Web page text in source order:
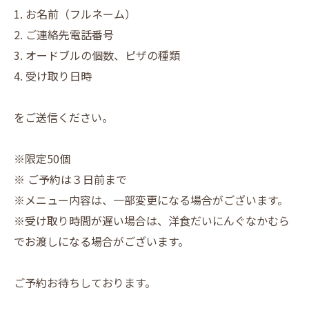
1. お名前（フルネーム）
2. ご連絡先電話番号
3. オードブルの個数、ピザの種類
4. 受け取り日時
をご送信ください。
※限定50個
※ ご予約は３日前まで
※メニュー内容は、一部変更になる場合がございます。
※受け取り時間が遅い場合は、洋食だいにんぐなかむら
でお渡しになる場合がございます。
ご予約お待ちしております。